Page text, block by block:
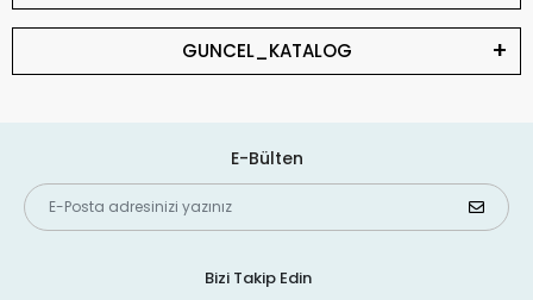
GUNCEL_KATALOG
E-Bülten
Bizi Takip Edin